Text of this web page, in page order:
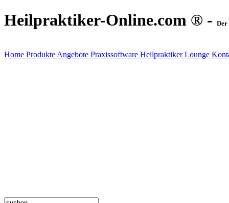
Heilpraktiker-Online.com ® - Der
Home Produkte Angebote Praxissoftware Heilpraktiker Lounge